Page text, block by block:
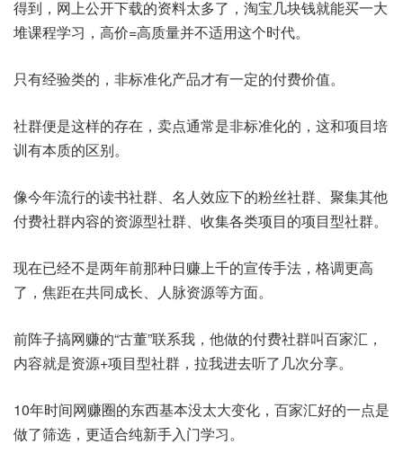
得到，网上公开下载的资料太多了，淘宝几块钱就能买一大
堆课程学习，高价=高质量并不适用这个时代。
只有经验类的，非标准化产品才有一定的付费价值。
社群便是这样的存在，卖点通常是非标准化的，这和项目培
训有本质的区别。
像今年流行的读书社群、名人效应下的粉丝社群、聚集其他
付费社群内容的资源型社群、收集各类项目的项目型社群。
现在已经不是两年前那种日赚上千的宣传手法，格调更高
了，焦距在共同成长、人脉资源等方面。
前阵子搞网赚的“古董”联系我，他做的付费社群叫百家汇，
内容就是资源+项目型社群，拉我进去听了几次分享。
10年时间网赚圈的东西基本没太大变化，百家汇好的一点是
做了筛选，更适合纯新手入门学习。